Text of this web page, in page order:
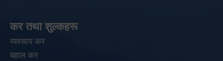
कर तथा शुल्कहरू
व्यवसाय कर
बहाल कर